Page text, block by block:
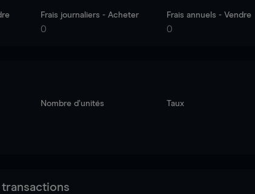
Frais journaliers - Acheter
0
Frais annuels - Vendre
0
Nombre d’unités Taux